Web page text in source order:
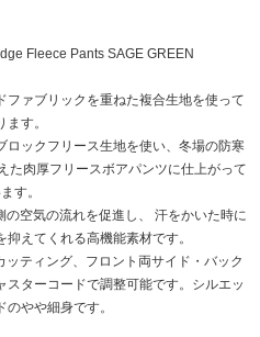
Fleece Pants SAGE GREEN
ァブリックを重ねた複合生地を使って
ます。
ックフリース生地を使い、冬場の防寒
た肉厚フリースボアパンツに仕上がって
す。
空気の流れを促進し、 汗をかいた時に
えてくれる高機能素材です。
ティング、フロント両サイド・バック
ターコードで調整可能です。シルエッ
のやや細身です。